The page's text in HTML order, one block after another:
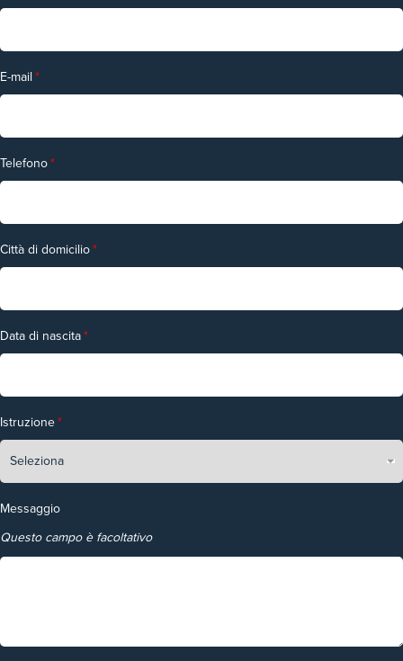
E-mail *
Telefono*
Città di domicilio*
Data di nascita*
Istruzione*
Messaggio
Questo campo è facoltativo